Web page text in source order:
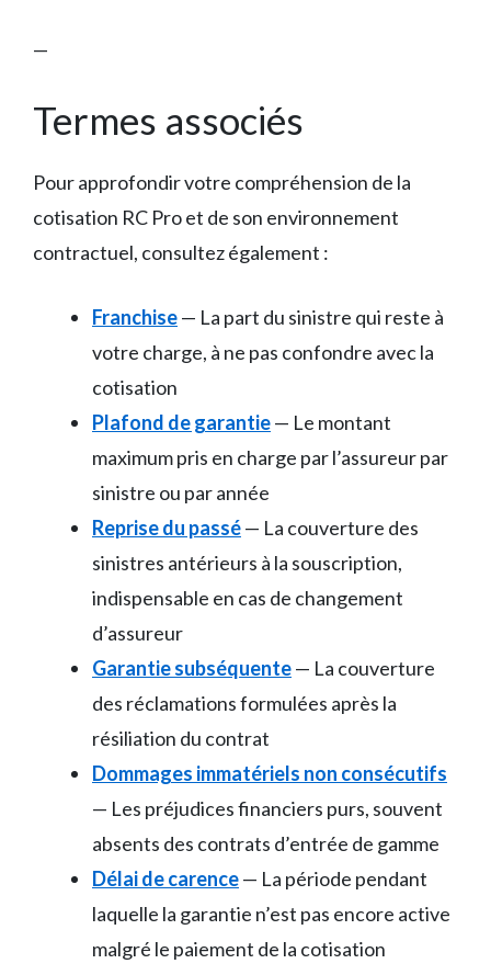
—
Termes associés
Pour approfondir votre compréhension de la
cotisation RC Pro et de son environnement
contractuel, consultez également :
Franchise— La part du sinistre qui reste à
votre charge, à ne pas confondre avec la
cotisation
Plafond de garantie— Le montant
maximum pris en charge par l’assureur par
sinistre ou par année
Reprise du passé— La couverture des
sinistres antérieurs à la souscription,
indispensable en cas de changement
d’assureur
Garantie subséquente— La couverture
des réclamations formulées après la
résiliation du contrat
Dommages immatériels non consécutifs
— Les préjudices financiers purs, souvent
absents des contrats d’entrée de gamme
Délai de carence— La période pendant
laquelle la garantie n’est pas encore active
malgré le paiement de la cotisation